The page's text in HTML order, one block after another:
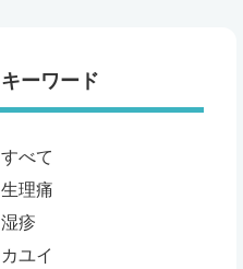
キーワード
すべて
生理痛
湿疹
カユイ